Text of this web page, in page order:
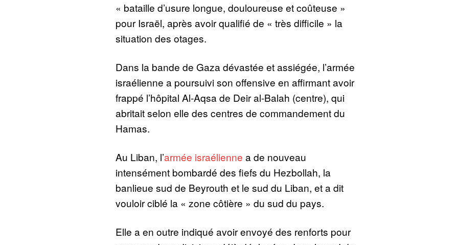
« bataille d’usure longue, douloureuse et coûteuse »
pour Israël, après avoir qualifié de « très difficile » la
situation des otages.
Dans la bande de Gaza dévastée et assiégée, l’armée
israélienne a poursuivi son offensive en affirmant avoir
frappé l’hôpital Al-Aqsa de Deir al-Balah (centre), qui
abritait selon elle des centres de commandement du
Hamas.
Au Liban, l’armée israélienne a de nouveau
intensément bombardé des fiefs du Hezbollah, la
banlieue sud de Beyrouth et le sud du Liban, et a dit
vouloir ciblé la « zone côtière » du sud du pays.
Elle a en outre indiqué avoir envoyé des renforts pour